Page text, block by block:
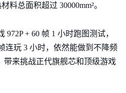
总面积超过 30000mm²。
+ 60 帧 1 小时跑图测试，
连玩 3 小时，依然能做到不降频
带来挑战正代旗舰芯和顶级游戏